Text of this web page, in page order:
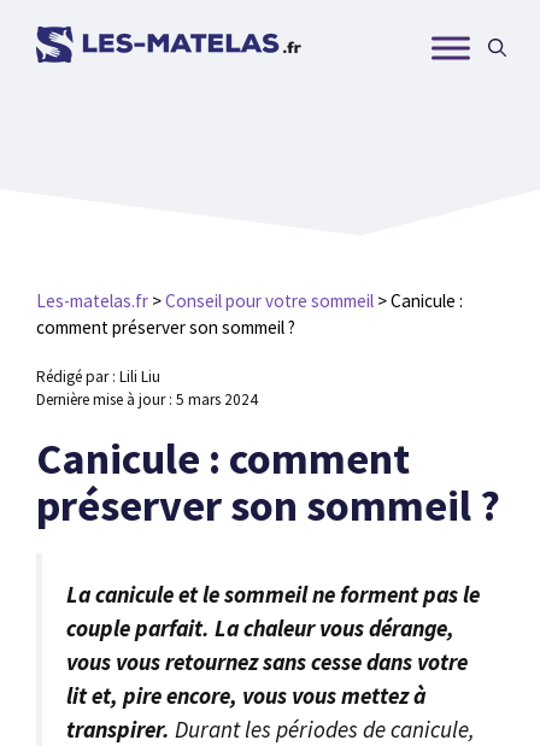
Les-matelas.fr >Conseil pour votre sommeil >Canicule :
comment préserver son sommeil ?
Rédigé par : Lili Liu
Dernière mise à jour : 5 mars 2024
Canicule : comment
préserver son sommeil ?
La canicule et le sommeil ne forment pas le
couple parfait. La chaleur vous dérange,
vous vous retournez sans cesse dans votre
lit et, pire encore, vous vous mettez à
transpirer. Durant les périodes de canicule,